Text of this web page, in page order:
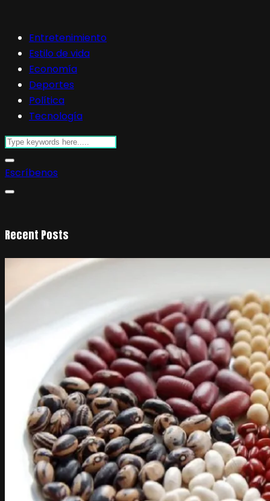
Entretenimiento
Estilo de vida
Economía
Deportes
Política
Tecnología
Escríbenos
Recent Posts